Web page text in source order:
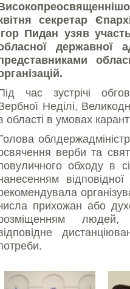
секретар
Пидан узяв
державної
час зустрічі
Неділі,
області в умовах
верби та
обходу в
прихожан або
людей,